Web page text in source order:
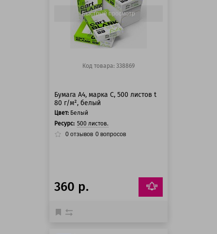
Быстрый просмотр
Код товара: 338869
Бумага А4, марка С, 500 листов t
80 г/м², белый
Цвет: Белый
Ресурс: 500 листов.
0 отзывов 0 вопросов
360 р.